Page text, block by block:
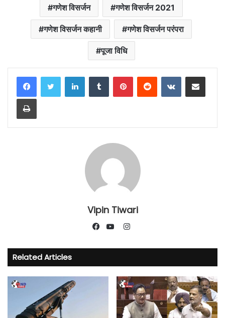
p
r
a
m
n
k
गणेश विसर्जन गणेश विसर्जन 2021
गणेश विसर्जन कहानी गणेश विसर्जन परंपरा
पूजा विधि
LinkedInTumblr PinterestReddit VKontakteShare via Email
Print
Vipin Tiwari
Instagram
Related Articles